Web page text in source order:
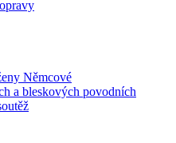
Němcové
a bleskových povodních